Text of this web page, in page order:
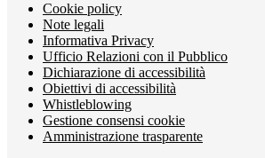
Cookie policy
Note legali
Informativa Privacy
Ufficio Relazioni con il Pubblico
Dichiarazione di accessibilità
Obiettivi di accessibilità
Whistleblowing
Gestione consensi cookie
Amministrazione trasparente